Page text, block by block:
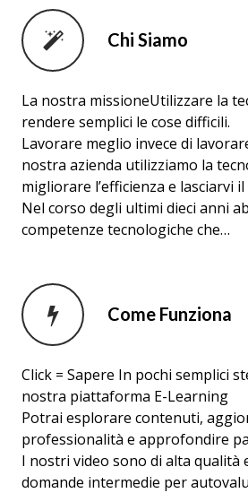
Chi Siamo
La nostra missioneUtilizzare la
rendere semplici le cose difficili.
Lavorare meglio invece di
nostra azienda utilizziamo la
migliorare l’efficienza e lasciarvi
Nel corso degli ultimi dieci anni
competenze tecnologiche che…
Come Funziona
Click = Sapere In pochi semplici
nostra piattaforma E-Learning
Potrai esplorare contenuti,
professionalità e approfondire
I nostri video sono di alta qualità
domande intermedie per